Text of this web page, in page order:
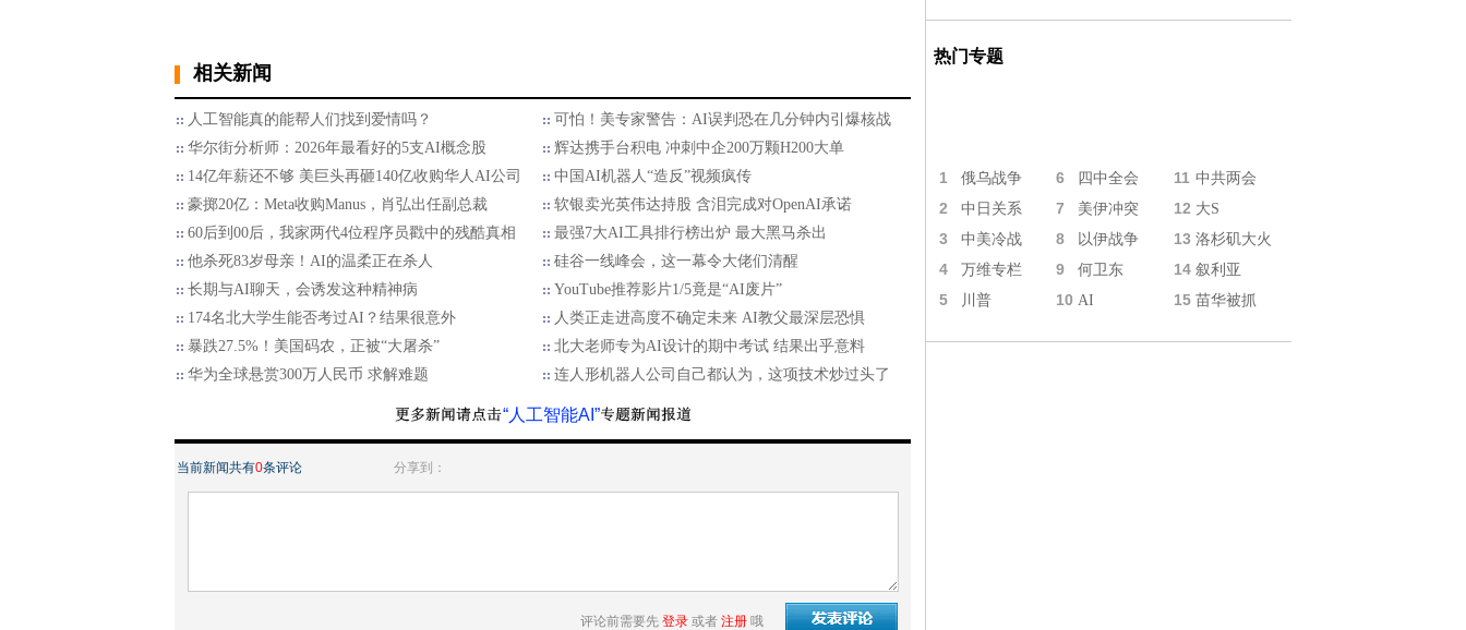
相关新闻
人工智能真的能帮人们找到爱情吗？
可怕！美专家警告：AI误判恐在几分钟内引爆核战
华尔街分析师：2026年最看好的5支AI概念股
辉达携手台积电 冲刺中企200万颗H200大单
14亿年薪还不够 美巨头再砸140亿收购华人AI公司
中国AI机器人“造反”视频疯传
豪掷20亿：Meta收购Manus，肖弘出任副总裁
软银卖光英伟达持股 含泪完成对OpenAI承诺
60后到00后，我家两代4位程序员戳中的残酷真相
最强7大AI工具排行榜出炉 最大黑马杀出
他杀死83岁母亲！AI的温柔正在杀人
硅谷一线峰会，这一幕令大佬们清醒
长期与AI聊天，会诱发这种精神病
YouTube推荐影片1/5竟是“AI废片”
174名北大学生能否考过AI？结果很意外
人类正走进高度不确定未来 AI教父最深层恐惧
暴跌27.5%！美国码农，正被“大屠杀”
北大老师专为AI设计的期中考试 结果出乎意料
华为全球悬赏300万人民币 求解难题
连人形机器人公司自己都认为，这项技术炒过头了
“人工智能AI”
当前新闻共有0条评论 分享到：
评论前需要先 登录 或者 注册 哦
热门专题
1 俄乌战争 6 四中全会 11 中共两会
2 中日关系 7 美伊冲突 12 大S
3 中美冷战 8 以伊战争 13 洛杉矶大火
4 万维专栏 9 何卫东 14 叙利亚
5 川普 10 AI 15 苗华被抓